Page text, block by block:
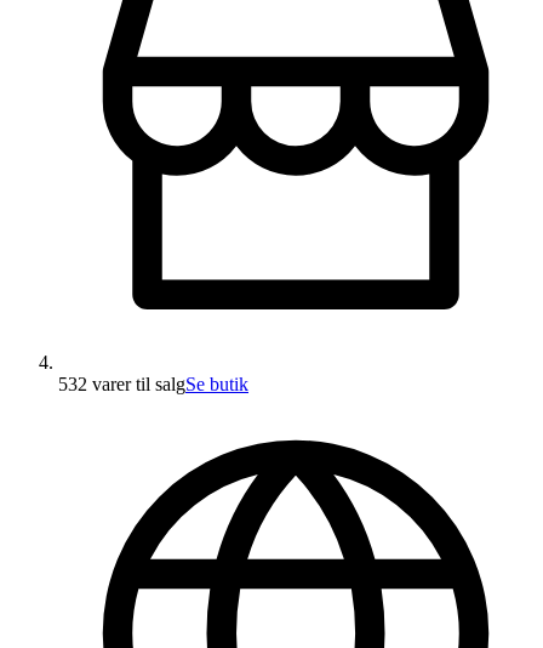
532 varertil salgSe butik